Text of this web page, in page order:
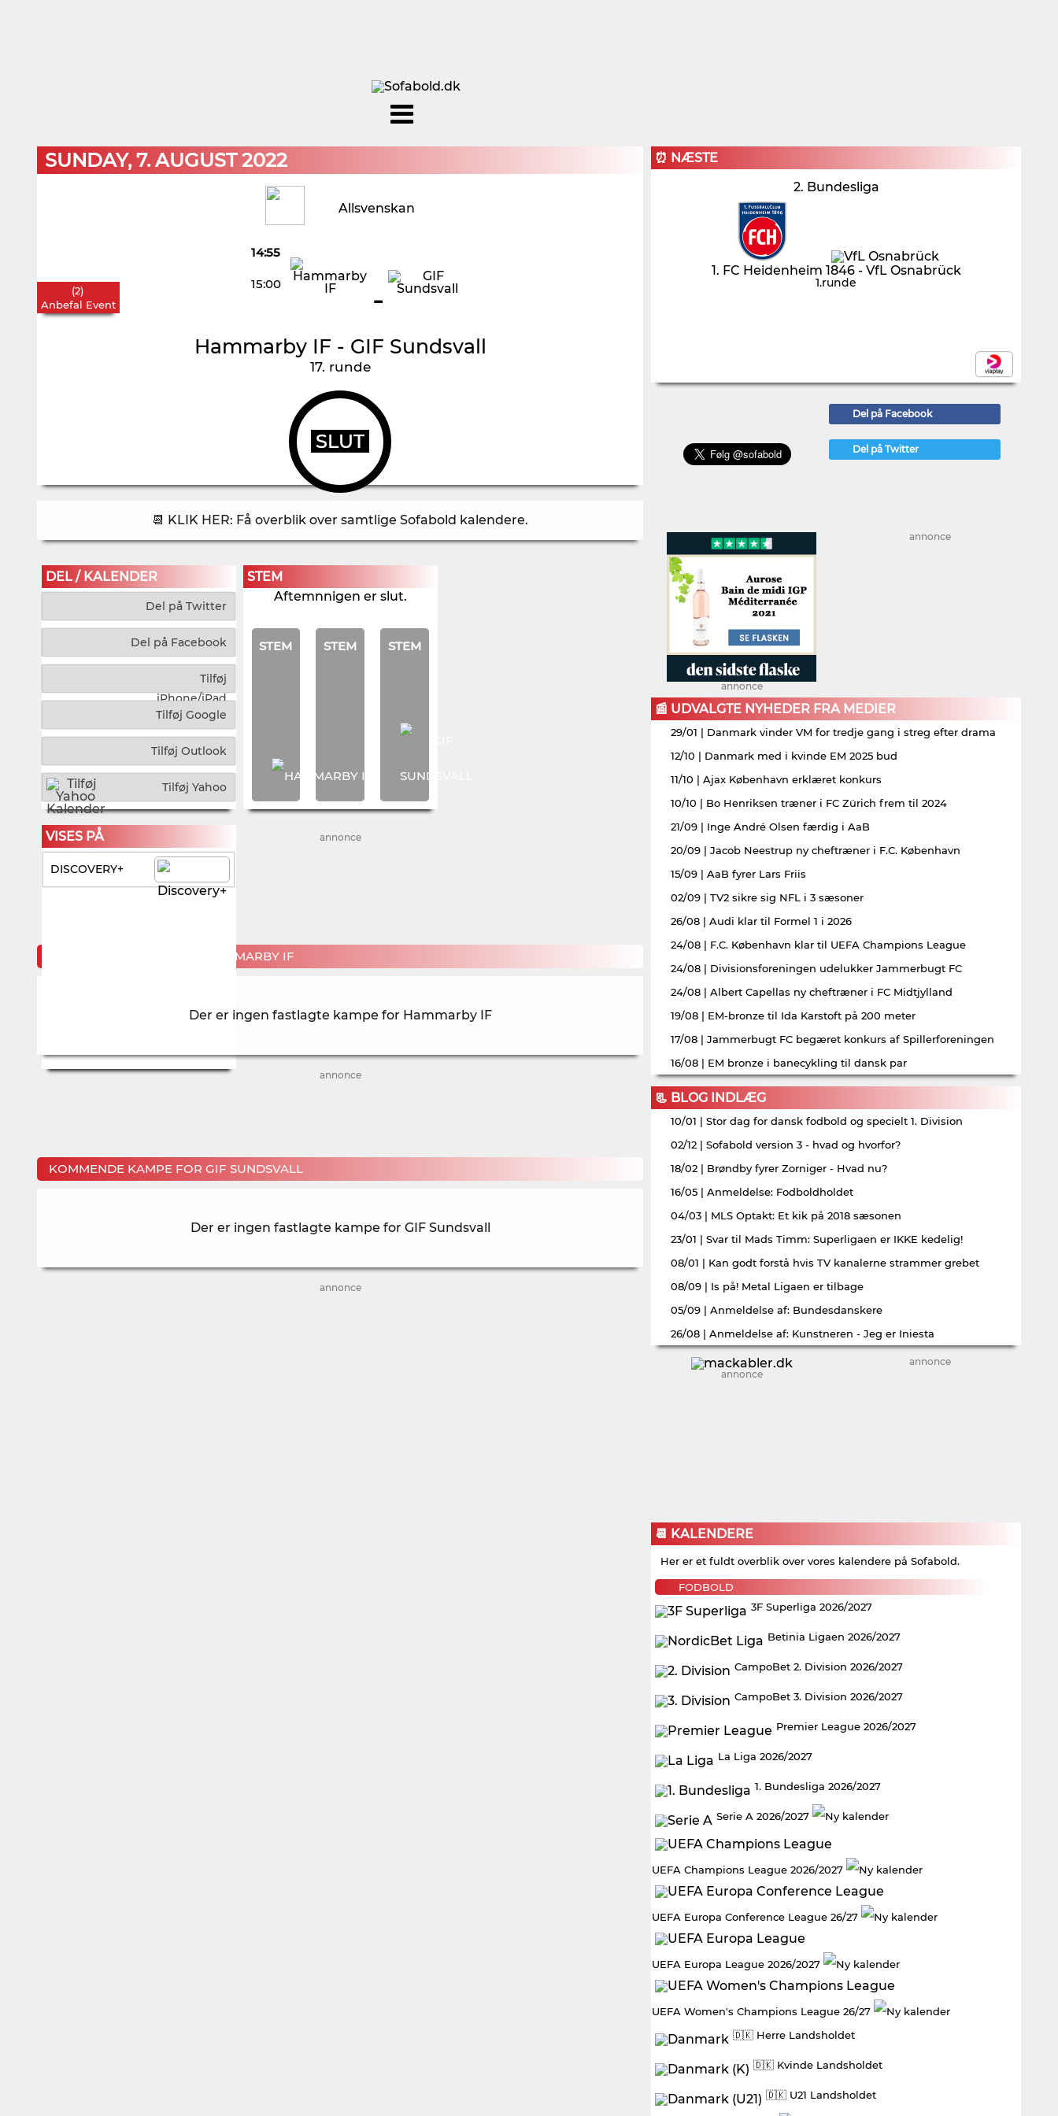
Forside
Blogs
Sofabold
Log ind
SUNDAY, 7. AUGUST 2022
Allsvenskan
14:55
15:00 -
Hammarby IF - GIF Sundsvall
17. runde
SLUT
(2)
Anbefal Event
📆 KLIK HER: Få overblik over samtlige Sofabold kalendere.
DEL / KALENDER
Del på Twitter
Del på Facebook
Tilføj
iPhone/iPad
Tilføj Google
Tilføj Outlook
Tilføj Yahoo
STEM
Aftemnnigen er slut.
STEM STEM STEM
VISES PÅ
DISCOVERY+
annonce
KOMMENDE KAMPE FOR HAMMARBY IF
Der er ingen fastlagte kampe for Hammarby IF
annonce
KOMMENDE KAMPE FOR GIF SUNDSVALL
Der er ingen fastlagte kampe for GIF Sundsvall
annonce
⏰ NÆSTE
2. Bundesliga
1. FC Heidenheim 1846 - VfL Osnabrück
1.runde
Del på Facebook
Del på Twitter
annonce
annonce
📰 UDVALGTE NYHEDER FRA MEDIER
29/01 | Danmark vinder VM for tredje gang i streg efter drama
12/10 | Danmark med i kvinde EM 2025 bud
11/10 | Ajax København erklæret konkurs
10/10 | Bo Henriksen træner i FC Zürich frem til 2024
21/09 | Inge André Olsen færdig i AaB
20/09 | Jacob Neestrup ny cheftræner i F.C. København
15/09 | AaB fyrer Lars Friis
02/09 | TV2 sikre sig NFL i 3 sæsoner
26/08 | Audi klar til Formel 1 i 2026
24/08 | F.C. København klar til UEFA Champions League
24/08 | Divisionsforeningen udelukker Jammerbugt FC
24/08 | Albert Capellas ny cheftræner i FC Midtjylland
19/08 | EM-bronze til Ida Karstoft på 200 meter
17/08 | Jammerbugt FC begæret konkurs af Spillerforeningen
16/08 | EM bronze i banecykling til dansk par
📃 BLOG INDLÆG
10/01 | Stor dag for dansk fodbold og specielt 1. Division
02/12 | Sofabold version 3 - hvad og hvorfor?
18/02 | Brøndby fyrer Zorniger - Hvad nu?
16/05 | Anmeldelse: Fodboldholdet
04/03 | MLS Optakt: Et kik på 2018 sæsonen
23/01 | Svar til Mads Timm: Superligaen er IKKE kedelig!
08/01 | Kan godt forstå hvis TV kanalerne strammer grebet
08/09 | Is på! Metal Ligaen er tilbage
05/09 | Anmeldelse af: Bundesdanskere
26/08 | Anmeldelse af: Kunstneren - Jeg er Iniesta
annonce
annonce
📆 KALENDERE
Her er et fuldt overblik over vores kalendere på Sofabold.
FODBOLD
3F Superliga 2026/2027
Betinia Ligaen 2026/2027
CampoBet 2. Division 2026/2027
CampoBet 3. Division 2026/2027
Premier League 2026/2027
La Liga 2026/2027
1. Bundesliga 2026/2027
Serie A 2026/2027
UEFA Champions League 2026/2027
UEFA Europa Conference League 26/27
UEFA Europa League 2026/2027
UEFA Women's Champions League 26/27
🇩🇰 Herre Landsholdet
🇩🇰 Kvinde Landsholdet
🇩🇰 U21 Landsholdet